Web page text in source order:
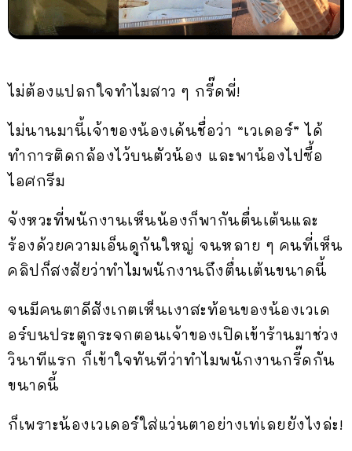
ไม่ต้องแปลกใจทำไมสาว ๆ กรี๊ดพี่!
ไม่นานมานี้เจ้าของน้องเด้นชื่อว่า “เวเดอร์” ได้
ทำการติดกล้องไว้บนตัวน้อง และพาน้องไปซื้อ
ไอศกรีม
จังหวะที่พนักงานเห็นน้องก็พากันตื่นเต้นและ
ร้องด้วยความเอ็นดูกันใหญ่ จนหลาย ๆ คนที่เห็น
คลิปก็สงสัยว่าทำไมพนักงานถึงตื่นเต้นขนาดนี้
จนมีคนตาดีสังเกตเห็นเงาสะท้อนของน้องเวเด
อร์บนประตูกระจกตอนเจ้าของเปิดเข้าร้านมาช่วง
วินาทีแรก ก็เข้าใจทันทีว่าทำไมพนักงานกรี๊ดกัน
ขนาดนี้
ก็เพราะน้องเวเดอร์ใส่แว่นตาอย่างเท่เลยยังไงล่ะ!